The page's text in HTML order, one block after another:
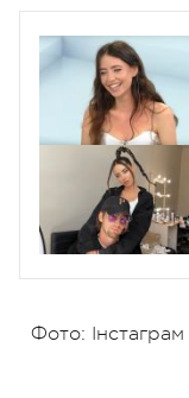
Фото: Інстаграм